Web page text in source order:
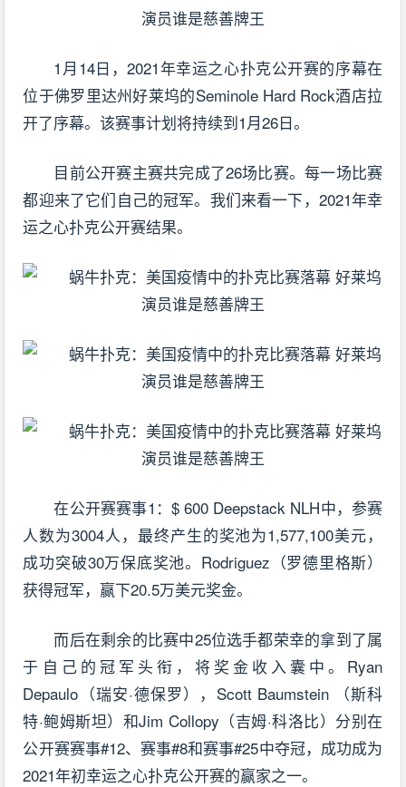
1月14日，2021年幸运之心扑克公开赛的序幕在
位于佛罗里达州好莱坞的Seminole Hard Rock酒店拉
开了序幕。该赛事计划将持续到1月26日。
目前公开赛主赛共完成了26场比赛。每一场比赛
都迎来了它们自己的冠军。我们来看一下，2021年幸
运之心扑克公开赛结果。
在公开赛赛事1：$ 600 Deepstack NLH中，参赛
人数为3004人，最终产生的奖池为1,577,100美元，
成功突破30万保底奖池。Rodriguez（罗德里格斯）
获得冠军，赢下20.5万美元奖金。
而后在剩余的比赛中25位选手都荣幸的拿到了属
于自己的冠军头衔，将奖金收入囊中。Ryan
Depaulo（瑞安·德保罗），Scott Baumstein （斯科
特·鲍姆斯坦）和Jim Collopy（吉姆·科洛比）分别在
公开赛赛事#12、赛事#8和赛事#25中夺冠，成功成为
2021年初幸运之心扑克公开赛的赢家之一。